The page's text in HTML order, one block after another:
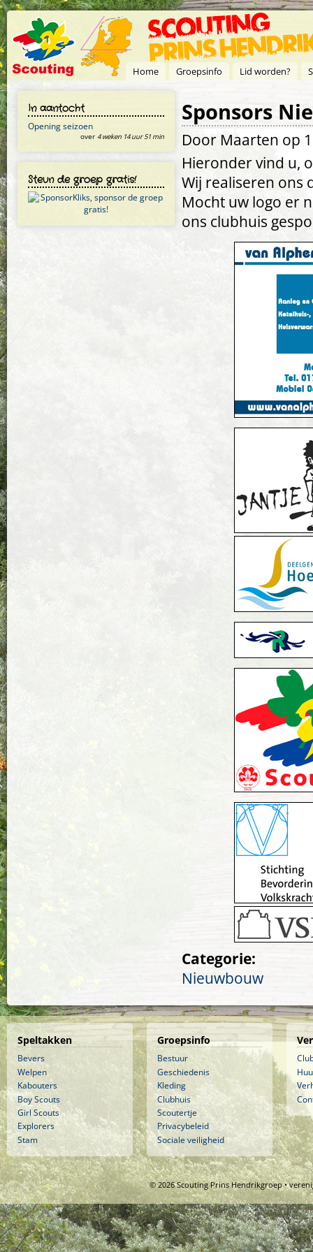
Overslaan en naar de inhoud gaan
Home Groepsinfo Lid worden?
In aantocht
Opening seizoen
over 4 weken 14 uur 51 min
Steun de groep gratis!
Sponsors
Door Maarten op
Hieronder vind u,
Wij realiseren ons
Mocht uw logo er
ons clubhuis
Categorie:
Nieuwbouw
Speltakken
Bevers
Welpen
Kabouters
Boy Scouts
Girl Scouts
Explorers
Stam
Groepsinfo
Bestuur
Geschiedenis
Kleding
Clubhuis
Scoutertje
Privacybeleid
Sociale veiligheid
© 2026 Scouting Prins Hendrikgroep •